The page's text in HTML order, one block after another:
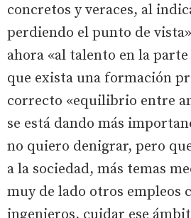
concretos y veraces, al
perdiendo el punto de
ahora «al talento en la
que exista una formación
correcto «equilibrio entre
se está dando más
no quiero denigrar, pero
a la sociedad, más temas
muy de lado otros empleos